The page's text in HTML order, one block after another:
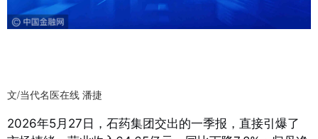
文/当代名医在线 潘捷
2026年5月27日，石药集团交出的一季报，直接引爆了